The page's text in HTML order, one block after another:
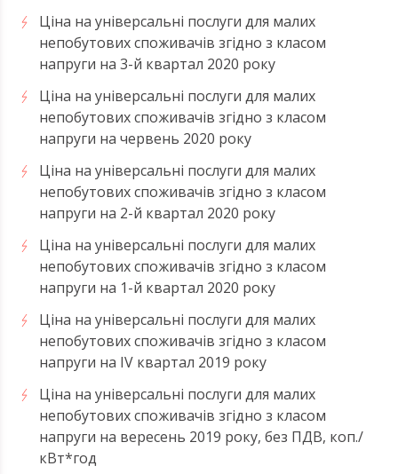
Ціна на універсальні послуги для малих
непобутових споживачів згідно з класом
напруги на 3-й квартал 2020 року
Ціна на універсальні послуги для малих
непобутових споживачів згідно з класом
напруги на червень 2020 року
Ціна на універсальні послуги для малих
непобутових споживачів згідно з класом
напруги на 2-й квартал 2020 року
Ціна на універсальні послуги для малих
непобутових споживачів згідно з класом
напруги на 1-й квартал 2020 року
Ціна на універсальні послуги для малих
непобутових споживачів згідно з класом
напруги на ІV квартал 2019 року
Ціна на універсальні послуги для малих
непобутових споживачів згідно з класом
напруги на вересень 2019 року, без ПДВ, коп./
кВт*год